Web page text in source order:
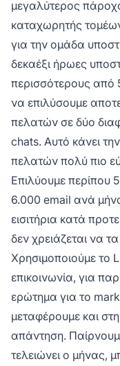
μεγαλύτερος
καταχωρητής
για την ομάδα
δεκαέξι ήρωες
περισσότερους
να επιλύσουμε
πελατών σε δύο
chats. Αυτό κάνει
πελατών πολύ πιο
Επιλύουμε περίπου
6.000 email ανά
εισιτήρια κατά
δεν χρειάζεται να
Χρησιμοποιούμε το
επικοινωνία, για
ερώτημα για το
μεταφέρουμε και
απάντηση.
τελειώνει ο μήνας,